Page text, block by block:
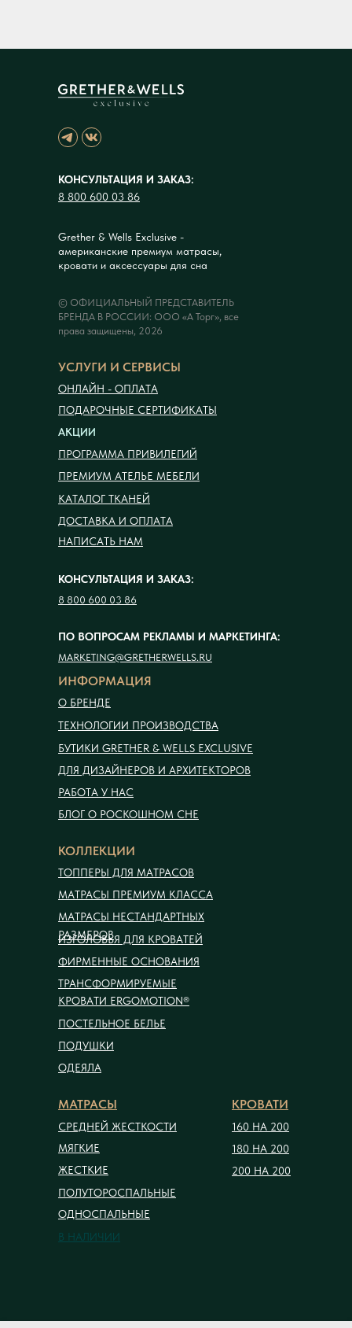
ИНФОРМАЦИЯ
О БРЕНДЕ
ТЕХНОЛОГИИ ПРОИЗВОДСТВА
БУТИКИ GRETHER & WELLS EXCLUSIVE
ДЛЯ ДИЗАЙНЕРОВ И АРХИТЕКТОРОВ
РАБОТА У НАС
БЛОГ О РОСКОШНОМ СНЕ
МАТРАСЫ
СРЕДНЕЙ ЖЕСТКОСТИ
МЯГКИЕ
ЖЕСТКИЕ
ПОЛУТОРОСПАЛЬНЫЕ
В НАЛИЧИИ
ОДНОСПАЛЬНЫЕ
КРОВАТИ
160 НА 200
180 НА 200
200 НА 200
КОЛЛЕКЦИИ
ТОППЕРЫ ДЛЯ МАТРАСОВ
МАТРАСЫ ПРЕМИУМ КЛАССА
МАТРАСЫ НЕСТАНДАРТНЫХ
РАЗМЕРОВ
ИЗГОЛОВЬЯ ДЛЯ КРОВАТЕЙ
ФИРМЕННЫЕ ОСНОВАНИЯ
ТРАНСФОРМИРУЕМЫЕ
КРОВАТИ ERGOMOTION®
ПОСТЕЛЬНОЕ БЕЛЬЕ
ПОДУШКИ
ОДЕЯЛА
КОНСУЛЬТАЦИЯ И ЗАКАЗ:
8 800 600 03 86
Grether & Wells Exclusive -
американские премиум матрасы,
кровати и аксессуары для сна
© ОФИЦИАЛЬНЫЙ ПРЕДСТАВИТЕЛЬ
БРЕНДА В РОССИИ: ООО «А Торг», все
права защищены, 2026
УСЛУГИ И СЕРВИСЫ
КОНСУЛЬТАЦИЯ И ЗАКАЗ:
8 800 600 03 86
АКЦИИ
ОНЛАЙН - ОПЛАТА
ПОДАРОЧНЫЕ СЕРТИФИКАТЫ
ПРОГРАММА ПРИВИЛЕГИЙ
ПРЕМИУМ АТЕЛЬЕ МЕБЕЛИ
КАТАЛОГ ТКАНЕЙ
ДОСТАВКА И ОПЛАТА
ПО ВОПРОСАМ РЕКЛАМЫ И МАРКЕТИНГА:
MARKETING@GRETHERWELLS.RU
НАПИСАТЬ НАМ